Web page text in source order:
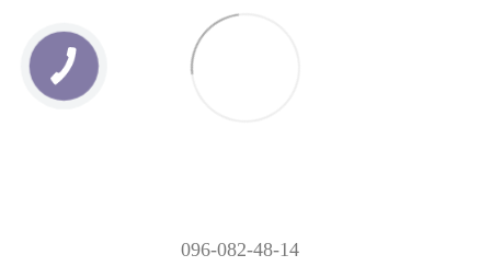
096-082-48-14